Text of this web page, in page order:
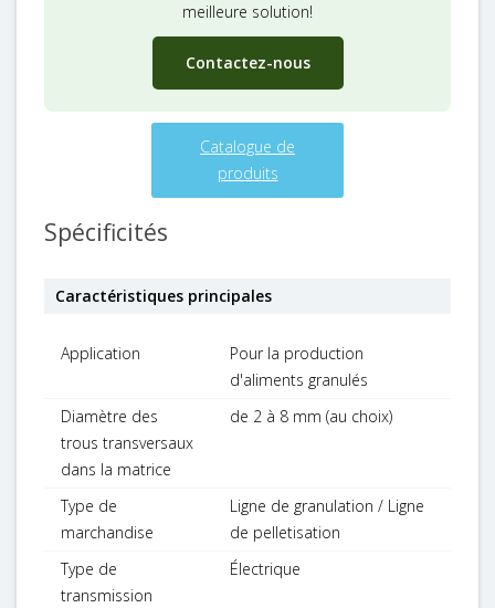
meilleure solution!
Contactez-nous
Catalogue de
produits
Spécificités
Caractéristiques principales
Application
Pour la production
d'aliments granulés
Diamètre des
trous transversaux
dans la matrice
de 2 à 8 mm (au choix)
Type de
marchandise
Ligne de granulation / Ligne
de pelletisation
Type de
transmission
Électrique